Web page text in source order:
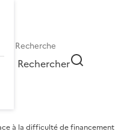
Rechercher
à la difficulté de financement